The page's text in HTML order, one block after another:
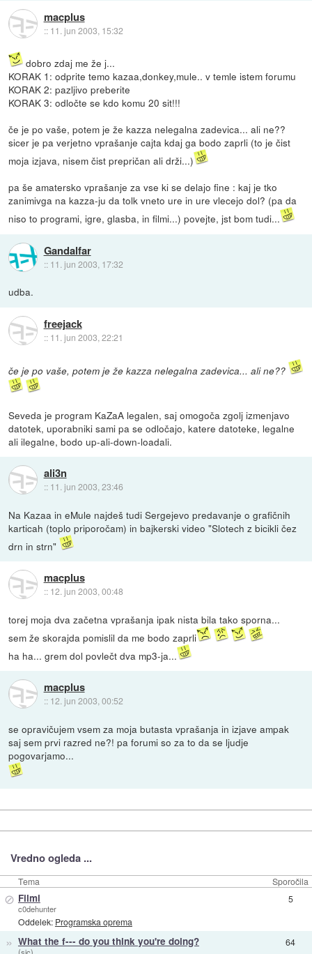
macplus
:: 11. jun 2003, 15:32
dobro zdaj me že j...
KORAK 1: odprite temo kazaa,donkey,mule.. v temle istem forumu
KORAK 2: pazljivo preberite
KORAK 3: odločte se kdo komu 20 sit!!!
če je po vaše, potem je že kazza nelegalna zadevica... ali ne??
sicer je pa verjetno vprašanje cajta kdaj ga bodo zaprli (to je čist
moja izjava, nisem čist prepričan ali drži...)
pa še amatersko vprašanje za vse ki se delajo fine : kaj je tko
zanimivga na kazza-ju da tolk vneto ure in ure vlecejo dol? (pa da
niso to programi, igre, glasba, in filmi...) povejte, jst bom tudi...
Gandalfar
:: 11. jun 2003, 17:32
udba.
freejack
:: 11. jun 2003, 22:21
če je po vaše, potem je že kazza nelegalna zadevica... ali ne??
Seveda je program KaZaA legalen, saj omogoča zgolj izmenjavo
datotek, uporabniki sami pa se odločajo, katere datoteke, legalne
ali ilegalne, bodo up-ali-down-loadali.
ali3n
:: 11. jun 2003, 23:46
Na Kazaa in eMule najdeš tudi Sergejevo predavanje o grafičnih
karticah (toplo priporočam) in bajkerski video "Slotech z bicikli čez
drn in strn"
macplus
:: 12. jun 2003, 00:48
torej moja dva začetna vprašanja ipak nista bila tako sporna...
sem že skorajda pomislil da me bodo zaprli
ha ha... grem dol povlečt dva mp3-ja...
macplus
:: 12. jun 2003, 00:52
se opravičujem vsem za moja butasta vprašanja in izjave ampak
saj sem prvi razred ne?! pa forumi so za to da se ljudje
pogovarjamo...
Vredno ogleda ...
Tema Sporočila
⊘ Filmi
c0dehunter
Oddelek: Programska oprema
5
» What the f--- do you think you're doing? 64